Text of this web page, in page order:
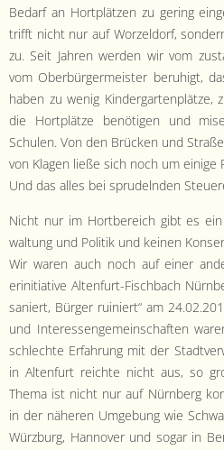
Bedarf an Hort­plätzen zu ger­ing
trifft nicht nur auf Worzel­dorf,
zu. Seit Jahren wer­den wir vom
vom Ober­bürg­er­meis­ter beruhigt,
haben zu wenig Kinder­garten­plätze,
die Hort­plätze benöti­gen und
Schulen. Von den Brück­en und
von Kla­gen ließe sich noch um einige
Und das alles bei sprudel­nden
Nicht nur im Hort­bere­ich gibt es
wal­tung und Poli­tik und keinen
Wir waren auch noch auf ein­er
erini­tia­tive Altenfurt-Fis­chbach
saniert, Bürg­er ruiniert“ am
und Inter­es­sen­ge­mein­schaften
schlechte Erfahrung mit der
in Altenfurt reichte nicht aus, so
The­ma ist nicht nur auf Nürn­berg
in der näheren Umge­bung wie
Würzburg, Han­nover und sog­ar in